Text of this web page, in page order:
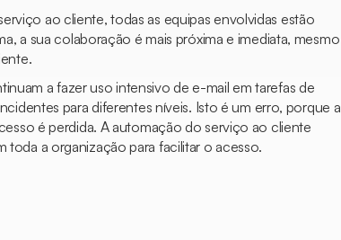
ao cliente, todas as equipas envolvidas estão
a sua colaboração é mais próxima e imediata, mesmo
a fazer uso intensivo de e-mail em tarefas de
para diferentes níveis. Isto é um erro, porque a
é perdida. A automação do serviço ao cliente
a organização para facilitar o acesso.